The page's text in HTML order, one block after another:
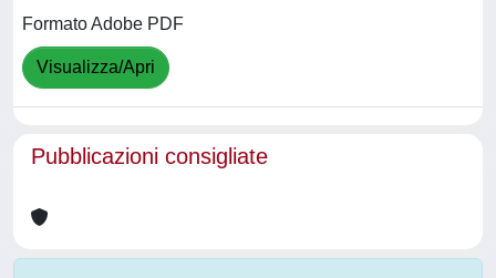
Formato Adobe PDF
Visualizza/Apri
Pubblicazioni consigliate